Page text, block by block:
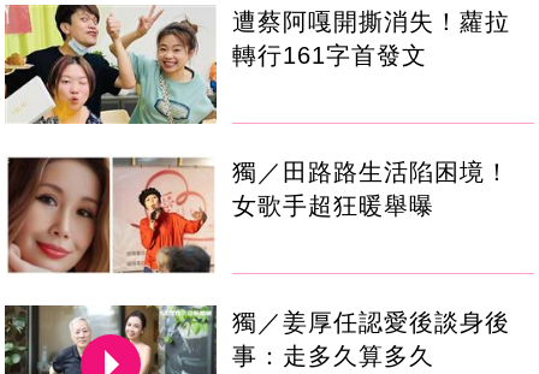
遭蔡阿嘎開撕消失！蘿拉
轉行161字首發文
獨／田路路生活陷困境！
女歌手超狂暖舉曝
獨／姜厚任認愛後談身後
事：走多久算多久